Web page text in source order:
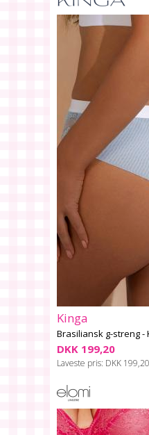
Kinga
Brasiliansk g-streng -
DKK 199,20
Laveste pris DKK 199,20